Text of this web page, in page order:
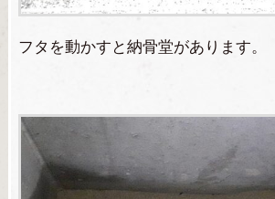
フタを動かすと納骨堂があります。